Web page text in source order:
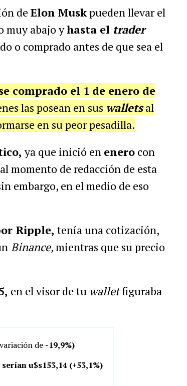
de Elon Muskpueden llevar el
muy abajo yhasta el trader
o comprado antes de que sea el
comprado el 1 de enero de
las posean en sus walletsal
en su peor pesadilla.
ya que inició en enerocon
momento de redacción de esta
embargo, en el medio de eso
Ripple, tenía una cotización,
Binance,mientras que su precio
en el visor de tu walletfiguraba
de -19,9%)
u$s153,14 (+53,1%)